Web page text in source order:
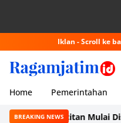
Iklan - Scroll ke
Home Pemerintahan
BREAKING NEWS
Pacitan Mulai Distribusi